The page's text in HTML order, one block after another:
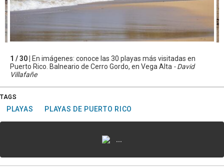
1 / 30 |
En imágenes: conoce las 30 playas más visitadas en
Puerto Rico. Balneario de Cerro Gordo, en Vega Alta - David
Villafañe
TAGS
PLAYAS PLAYAS DE PUERTO RICO
...